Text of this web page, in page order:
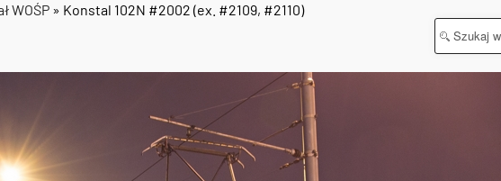
WOŚP » Konstal 102N #2002 (ex. #2109, #2110)